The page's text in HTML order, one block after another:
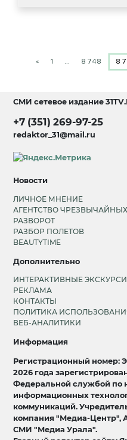
« 1 … 8 748 8
СМИ сетевое издание
+7 (351) 269-97-25
redaktor_31@mail.ru
Новости
ЛИЧНОЕ МНЕНИЕ
АГЕНТСТВО
РАЗВОРОТ
РАЗБОР ПОЛЕТОВ
BEAUTYTIME
Дополнительно
ИНТЕРАКТИВНЫЕ
РЕКЛАМА
КОНТАКТЫ
ПОЛИТИКА
ВЕБ-АНАЛИТИКИ
Информация
Регистрационный номер:
2026 года
Федеральной службой по
информационных
коммуникаций.
компания "Медиа-Центр",
СМИ "Медиа Урала".